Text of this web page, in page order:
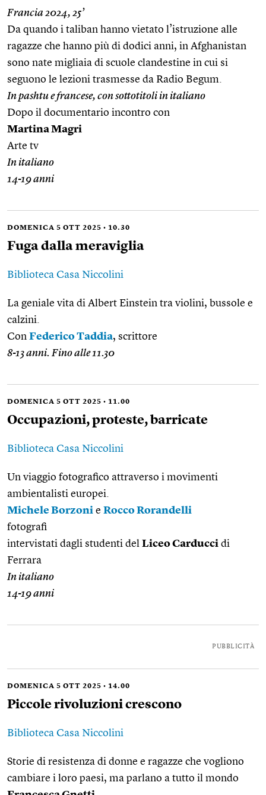
Francia 2024, 25’
Da quando i taliban hanno vietato l’istruzione alle
ragazze che hanno più di dodici anni, in Afghanistan
sono nate migliaia di scuole clandestine in cui si
seguono le lezioni trasmesse da Radio Begum.
In pashtu e francese, con sottotitoli in italiano
Dopo il documentario incontro con
Martina Magri
Arte tv
In italiano
14-19 anni
DOMENICA 5 OTT 2025 • 10.30
Fuga dalla meraviglia
Biblioteca Casa Niccolini
La geniale vita di Albert Einstein tra violini, bussole e
calzini.
Con Federico Taddia, scrittore
8-13 anni. Fino alle 11.30
DOMENICA 5 OTT 2025 • 11.00
Occupazioni, proteste, barricate
Biblioteca Casa Niccolini
Un viaggio fotografico attraverso i movimenti
ambientalisti europei.
Michele Borzoni e Rocco Rorandelli
fotografi
intervistati dagli studenti del Liceo Carducci di
Ferrara
In italiano
14-19 anni
PUBBLICITÀ
DOMENICA 5 OTT 2025 • 14.00
Piccole rivoluzioni crescono
Biblioteca Casa Niccolini
Storie di resistenza di donne e ragazze che vogliono
cambiare i loro paesi, ma parlano a tutto il mondo